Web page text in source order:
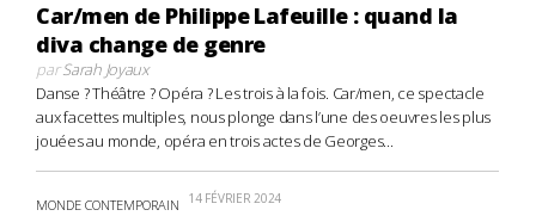
Car/men de Philippe Lafeuille : quand la
diva change de genre
parSarah Joyaux
Danse ? Théâtre ? Opéra ? Les trois à la fois. Car/men, ce spectacle
aux facettes multiples, nous plonge dans l’une des oeuvres les plus
jouées au monde, opéra en trois actes de Georges...
MONDE CONTEMPORAIN 14 FÉVRIER 2024